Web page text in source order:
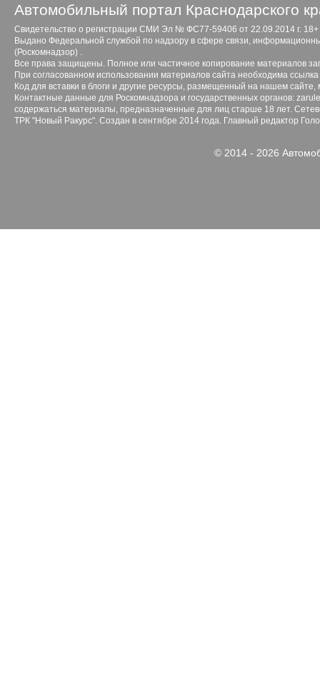
Автомобильный портал Краснодарского
Свидетельство о регистрации СМИ Эл № ФС77-59406 от 22.09.2014 г. 18+
Выдано Федеральной службой по надзору в сфере связи,
(Роскомнадзор) .
Все права защищены. Полное или частичное копирование материалов
При согласованном использовании материалов сайта необходима ссылка
Код для вставки в блоги и другие ресурсы, размещенный на нашем сайте,
Контактные данные для Роскомнадзора и государственных органов:
содержаться материалы, предназначенные для лиц старше 18 лет.
ТРК "Новый Ракурс". Создан в сентябре 2014 года. Главный редактор
© 2014 - 2026